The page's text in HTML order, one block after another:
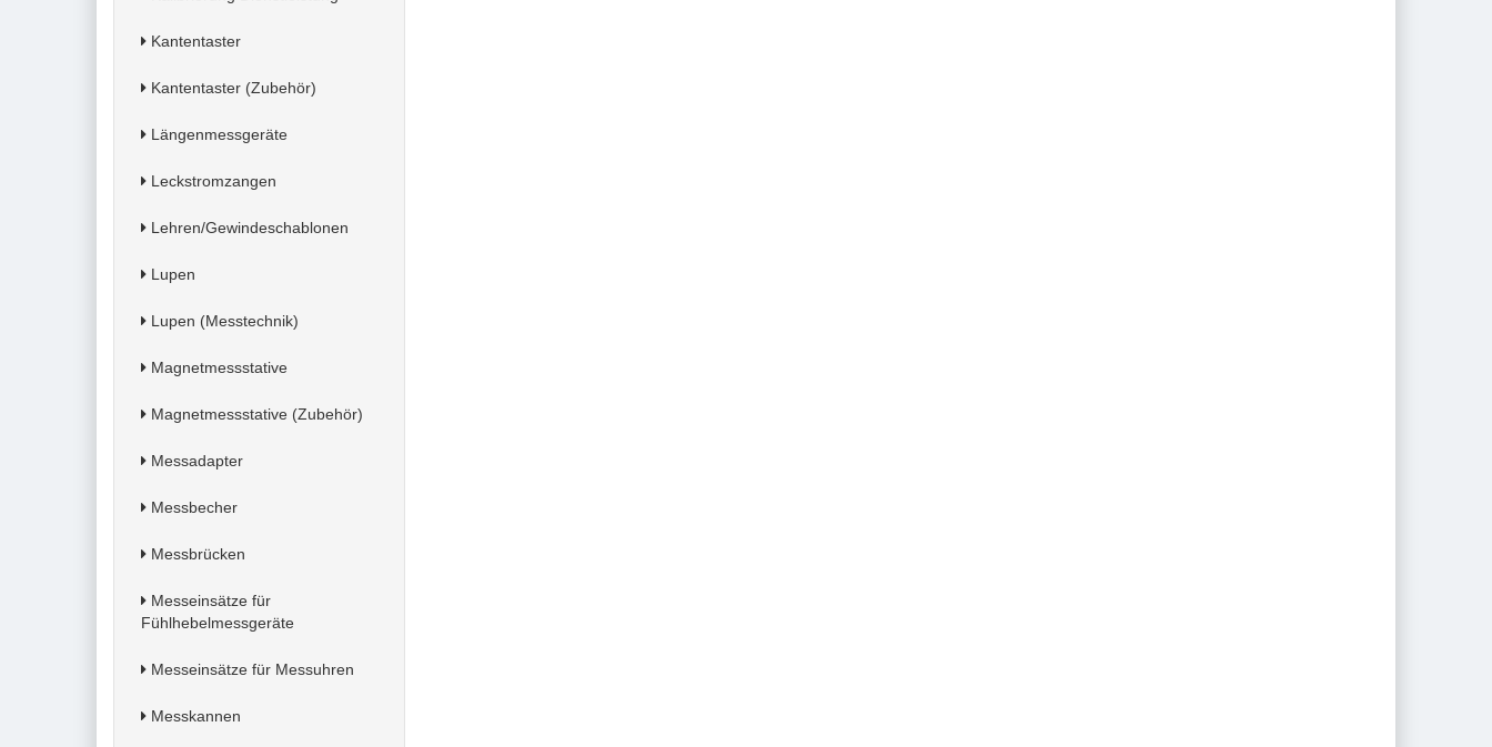
Kantentaster
Kantentaster (Zubehör)
Längenmessgeräte
Leckstromzangen
Lehren/Gewindeschablonen
Lupen
Lupen (Messtechnik)
Magnetmessstative
Magnetmessstative (Zubehör)
Messadapter
Messbecher
Messbrücken
Messeinsätze für
Fühlhebelmessgeräte
Messeinsätze für Messuhren
Messkannen